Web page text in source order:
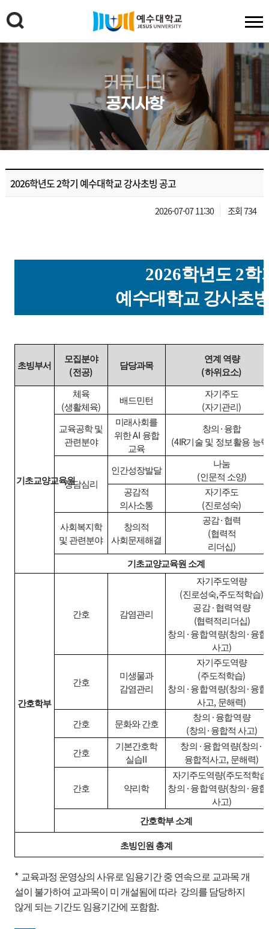
커뮤니티
공지사항
2026학년도 2학기 예수대학교 강사초빙 공고
2026-07-07 11:30 조회 734
2026학년도 2학
예수대학교 강사초
초빙부서
모집분야
(전공) 담당과목
연계 역량
(하위요소)
기초교양교육원
체육
(생활체육) 배드민턴
자기주도
(자기관리 )
교육공학 및
관련분야
미래사회를
위한AI 융합
교육
창의 · 융합
(4IR기술 및 정보활용 능력
상담심리
인간성장발달
나눔
(인문적 소양)
공감적
의사소통
자기주도
(진로성숙)
사회복지학
및 관련분야
창의적
사회문제해결
공감· 협력
(협력적
리더십)
기초교양교육원 소계
간호학부
간호 감염관리
자기주도역량
(진로성숙,주도적학습)
공감· 협력역량
(협력적리더십)
창의 · 융합역량(창의 · 융
사고)
간호
미생물과
감염관리
자기주도역량
(주도적학습)
창의 · 융합역량(창의 · 융
사고, 문해력)
간호 문화와 간호
창의 · 융합역량
(창의 · 융합적 사고)
간호
기본간호학
실습II
창의 · 융합역량(창의 ·
융합적사고, 문해력)
간호 약리학
자기주도역량(주도적학습
창의 · 융합역량(창의 · 융
사고)
간호학부 소계
초빙인원 총계
* 교육과정 운영상의 사유로 임용기간 중 연속으로 교과목 개
설이 불가하여 교과목이 미 개설됨에 따라 강의를 담당하지
않게 되는 기간도 임용기간에 포함함.